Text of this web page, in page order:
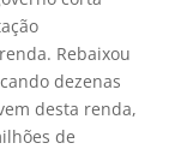
Rebaixou
dezenas
desta renda,
de